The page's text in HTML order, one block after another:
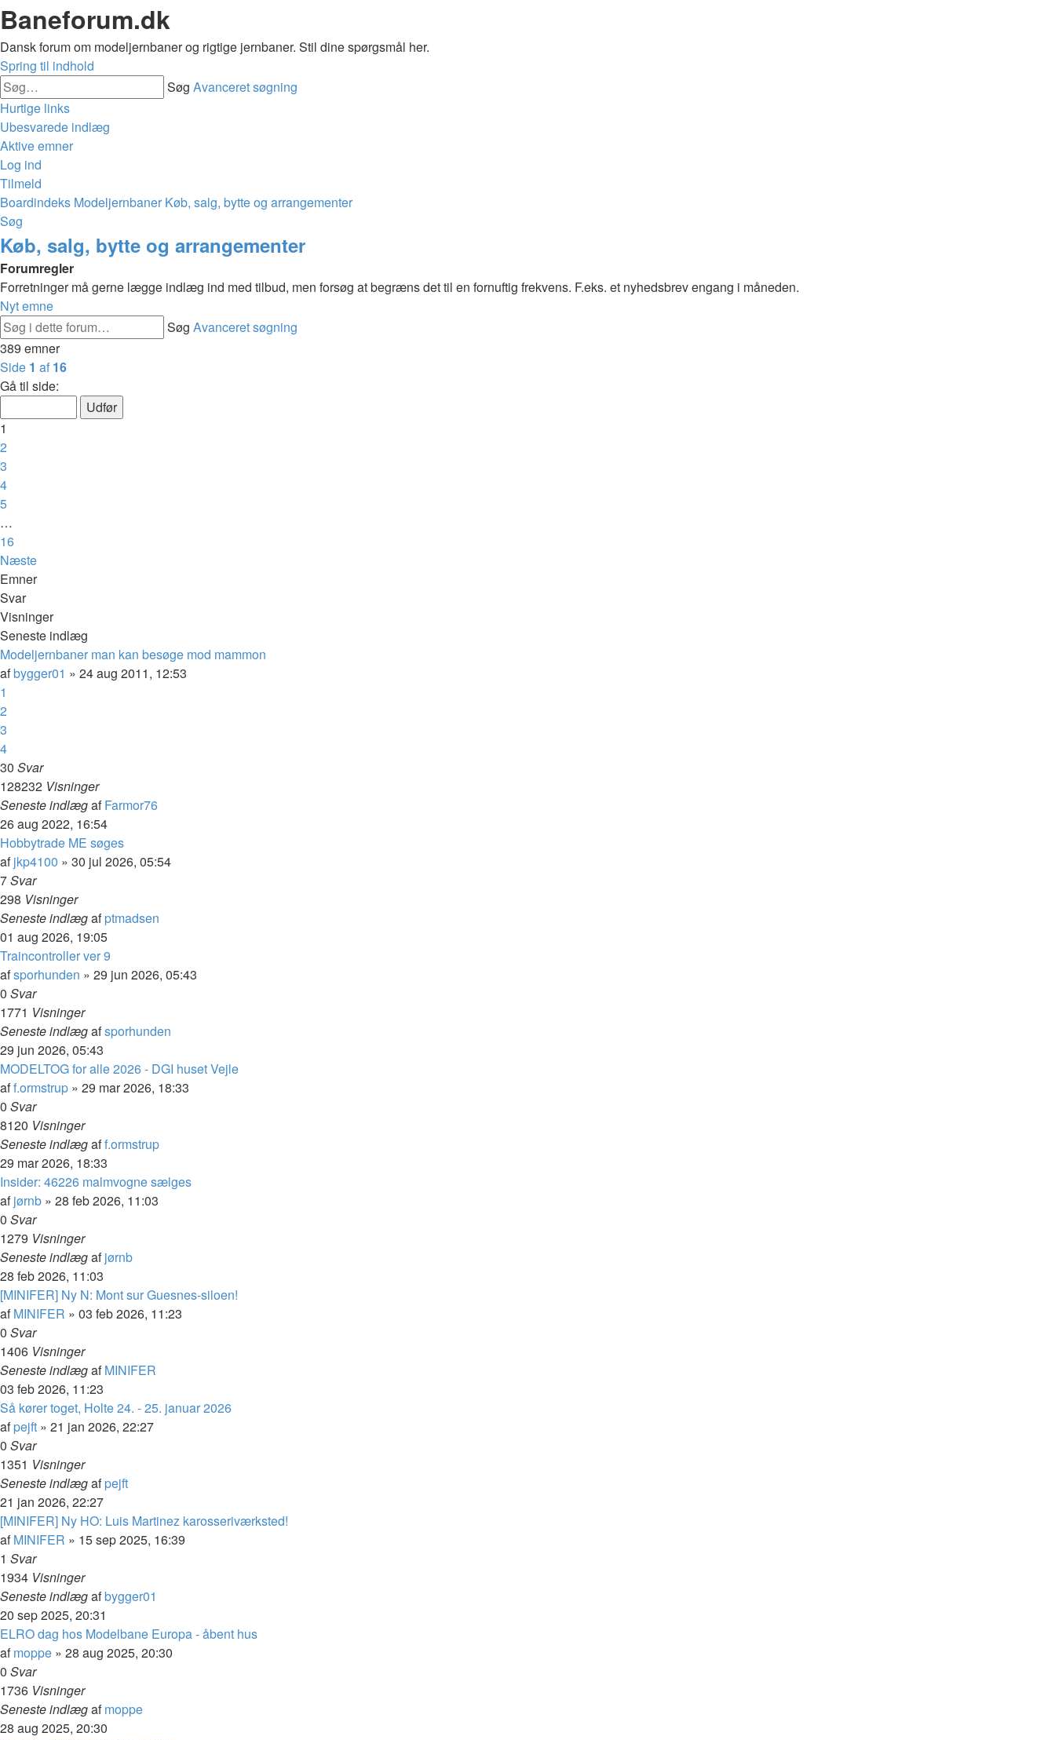
Baneforum.dk
Dansk forum om modeljernbaner og rigtige jernbaner. Stil dine spørgsmål her.
Spring til indhold
Søg Avanceret søgning
Hurtige links
Ubesvarede indlæg
Aktive emner
Log ind
Tilmeld
Boardindeks Modeljernbaner Køb, salg, bytte og arrangementer
Søg
Køb, salg, bytte og arrangementer
Forumregler
Forretninger må gerne lægge indlæg ind med tilbud, men forsøg at begræns det til en fornuftig frekvens. F.eks. et nyhedsbrev engang i måneden.
Nyt emne
Søg Avanceret søgning
389 emner
Side 1 af 16
Gå til side:
1
2
3
4
5
…
16
Næste
Emner
Svar
Visninger
Seneste indlæg
Modeljernbaner man kan besøge mod mammon
afbygger01 » 24 aug 2011, 12:53
1
2
3
4
30 Svar
128232 Visninger
Seneste indlægafFarmor76
26 aug 2022, 16:54
Hobbytrade ME søges
afjkp4100 » 30 jul 2026, 05:54
7Svar
298 Visninger
Seneste indlægafptmadsen
01 aug 2026, 19:05
Traincontroller ver 9
afsporhunden » 29 jun 2026, 05:43
0 Svar
1771 Visninger
Seneste indlægafsporhunden
29 jun 2026, 05:43
MODELTOG for alle 2026 - DGI huset Vejle
aff.ormstrup » 29 mar 2026, 18:33
0 Svar
8120 Visninger
Seneste indlægaff.ormstrup
29 mar 2026, 18:33
Insider: 46226 malmvogne sælges
afjørnb » 28 feb 2026, 11:03
0 Svar
1279 Visninger
Seneste indlægafjørnb
28 feb 2026, 11:03
[MINIFER] Ny N: Mont sur Guesnes-siloen!
afMINIFER » 03 feb 2026, 11:23
0 Svar
1406 Visninger
Seneste indlægafMINIFER
03 feb 2026, 11:23
Så kører toget, Holte 24. - 25. januar 2026
afpejft » 21 jan 2026, 22:27
0 Svar
1351 Visninger
Seneste indlægafpejft
21 jan 2026, 22:27
[MINIFER] Ny HO: Luis Martinez karosseriværksted!
afMINIFER » 15 sep 2025, 16:39
1 Svar
1934 Visninger
Seneste indlægafbygger01
20 sep 2025, 20:31
ELRO dag hos Modelbane Europa - åbent hus
afmoppe » 28 aug 2025, 20:30
0 Svar
1736 Visninger
Seneste indlægafmoppe
28 aug 2025, 20:30